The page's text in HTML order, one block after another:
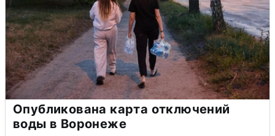
Опубликована карта отключений
воды в Воронеже